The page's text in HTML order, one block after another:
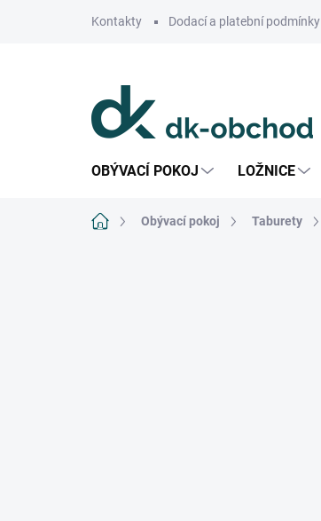
Kontakty Dodací a platební podmínky
OBÝVACÍ POKOJ LOŽNICE
Domů Obývací pokoj Taburety